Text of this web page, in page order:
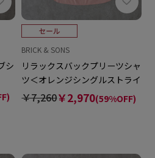
シ
BRICK & SONS
リラックスバックプリーツシャ
ツ＜オレンジシングルストライ
プ＞
￥7,260￥2,970(59%OFF)